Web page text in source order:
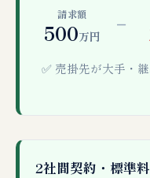
請求額
500万円
−
✅ 売掛先が大手・
2社間契約・標準